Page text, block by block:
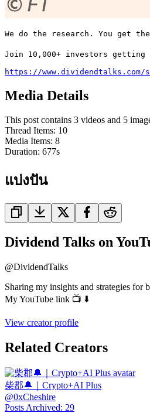
We do the research. You get
Join 10,000+ investors getting
https://www.dividendtalks.com/
Media Details
This post contains 3 videos and 5
Thread Items: 10
Media Items: 8
Duration: 677s
แบ่งปัน
Dividend Talks on
@DividendTalks
Sharing my insights and strategies for
My YouTube link 📺 ⬇️
View creator profile
Related Creators
柴郡🔔｜Crypto+AI Plus
@0xCheshire
Posts Archived: 29